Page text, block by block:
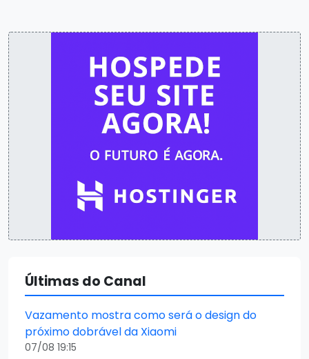
Últimas do Canal
Vazamento mostra como será o design do
próximo dobrável da Xiaomi
07/08 19:15